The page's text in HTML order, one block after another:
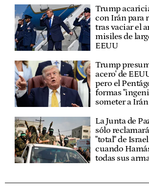
Trump
con Irán para
tras vaciar el
misiles de
EEUU
Trump
acero' de
pero el
formas
someter a Irán
La Junta de
sólo
"total" de
cuando
todas sus